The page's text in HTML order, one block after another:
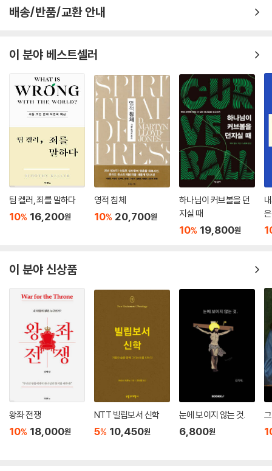
배송/반품/교환 안내
이 분야 베스트셀러
팀 켈러, 죄를 말하다
10% 16,200원
영적 침체
10% 20,700원
하나님이 커브볼을 던
지실 때
10% 19,800원
이 분야 신상품
왕좌 전쟁
10% 18,000원
NTT 빌립보서 신학
5% 10,450원
눈에 보이지 않는 것.
6,800원